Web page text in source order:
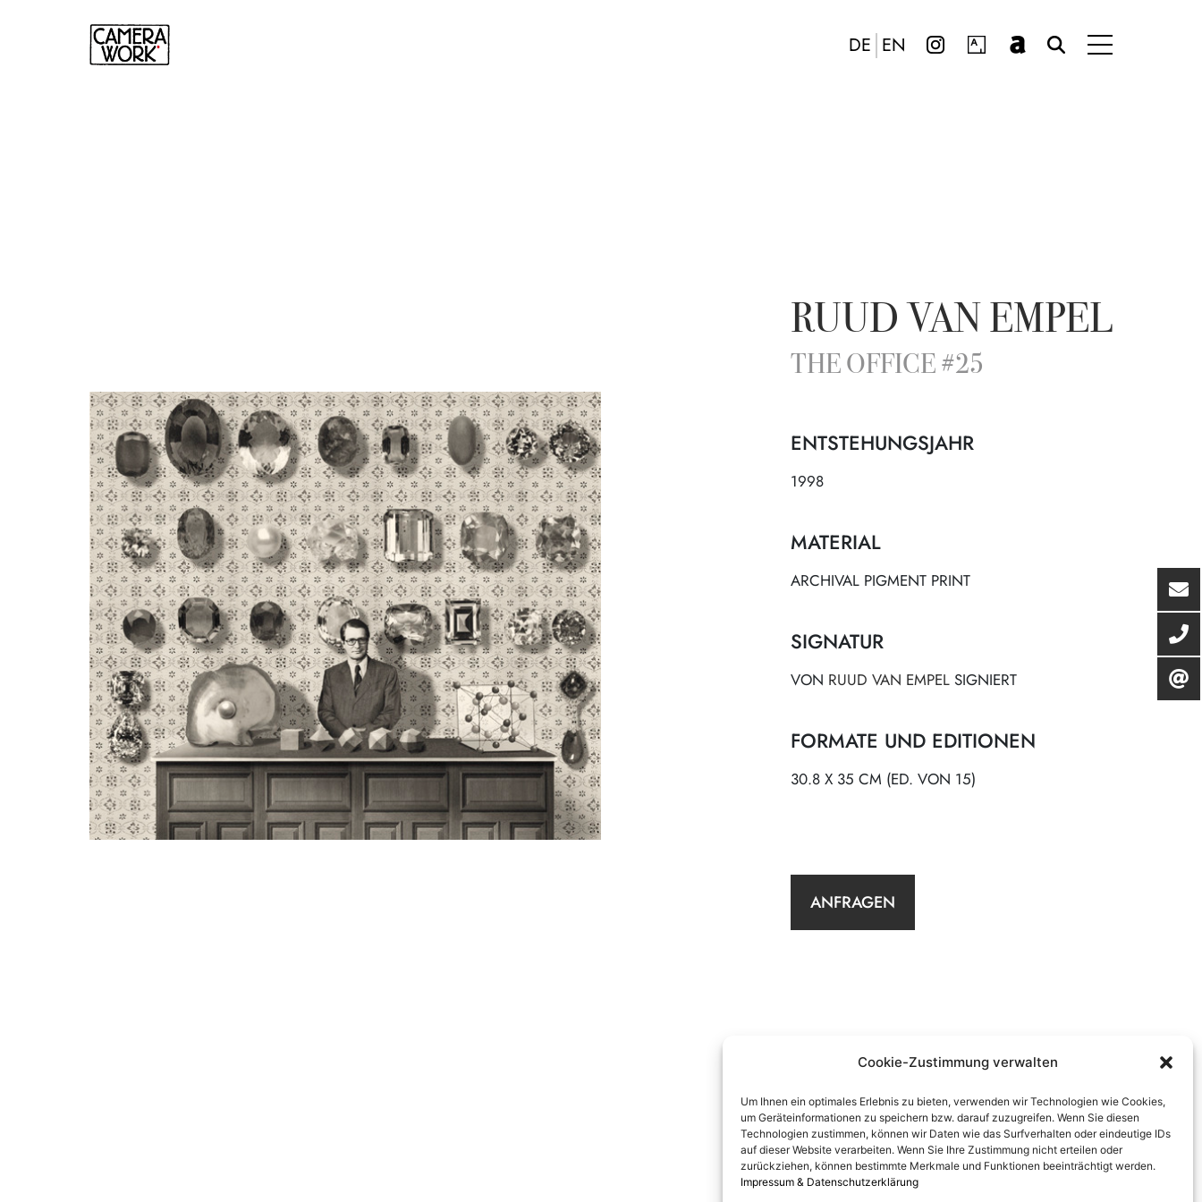
Cookie-Zustimmung verwalten
Um Ihnen ein optimales Erlebnis zu bieten, verwenden wir Technologien wie Cookies,
um Geräteinformationen zu speichern bzw. darauf zuzugreifen. Wenn Sie diesen
Technologien zustimmen, können wir Daten wie das Surfverhalten oder eindeutige IDs
auf dieser Website verarbeiten. Wenn Sie Ihre Zustimmung nicht erteilen oder
zurückziehen, können bestimmte Merkmale und Funktionen beeinträchtigt werden.
Impressum & Datenschutzerklärung
DE EN
RUUD VAN EMPEL
THE OFFICE #25
ENTSTEHUNGSJAHR
1998
MATERIAL
ARCHIVAL PIGMENT PRINT
SIGNATUR
VON RUUD VAN EMPEL SIGNIERT
FORMATE UND EDITIONEN
30.8 X 35 CM (ED. VON 15)
ANFRAGEN